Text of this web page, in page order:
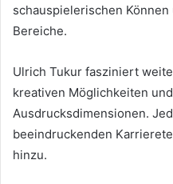
schauspielerischen
Bereiche.
Ulrich Tukur fasziniert
kreativen Möglichkeiten
Ausdrucksdimensionen.
beeindruckenden
hinzu.